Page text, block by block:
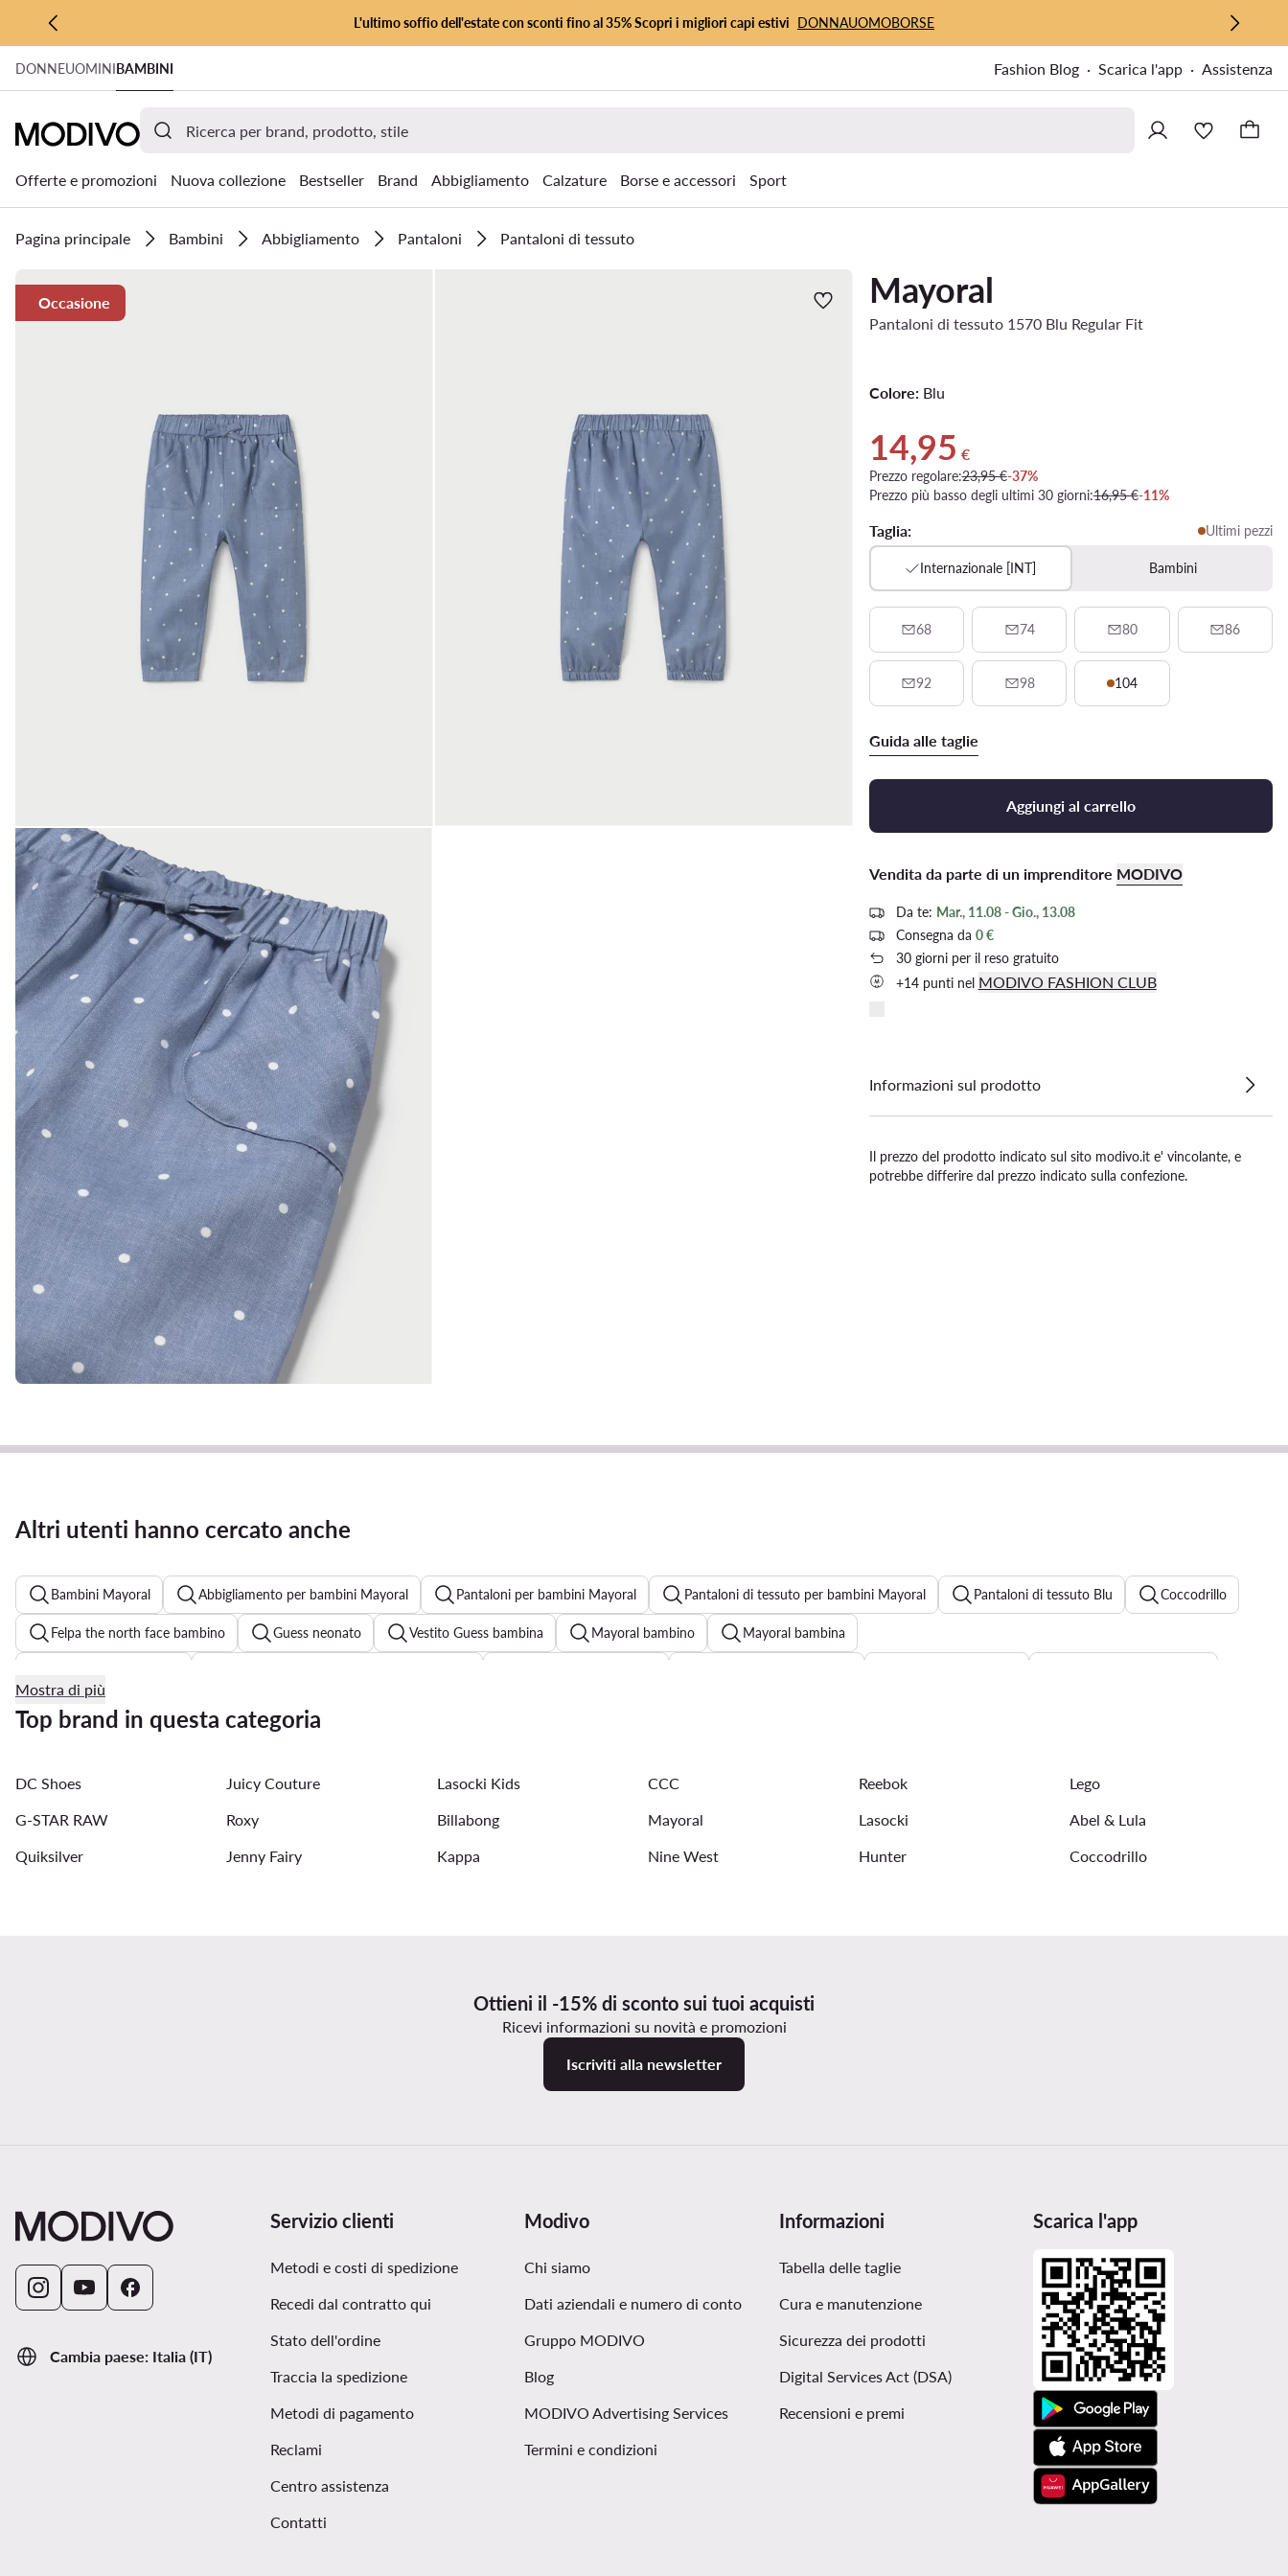
VAI AL CONTENUTO PRINCIPALE
VAI ALLA RICERCA
L'ultimo soffio dell'estate con sconti fino al 35% Scopri i migliori capi estivi DONNAUOMOBORSE
DONNEUOMINIBAMBINI Fashion Blog Scarica l'app Assistenza
Offerte e promozioni Nuova collezione Bestseller Brand Abbigliamento Calzature Borse e accessori Sport
Pagina principale Bambini Abbigliamento Pantaloni Pantaloni di tessuto
Occasione Mayoral
Pantaloni di tessuto 1570 Blu Regular Fit
Colore:Blu
Prezzo attuale 14,95 €
14,95 €
Prezzo regolare:23,95 €-37%
Prezzo più basso degli ultimi 30 giorni:16,95 €-11%
Taglia: Ultimi pezzi
Internazionale [INT] Bambini
68 74 80 86
92 98 104
Guida alle taglie
Aggiungi al carrello
Vendita da parte di un imprenditore MODIVO
Da te: Mar., 11.08 - Gio., 13.08
Consegna da 0 €
30 giorni per il reso gratuito
+14 punti nel MODIVO FASHION CLUB
Informazioni sul prodotto
Il prezzo del prodotto indicato sul sito modivo.it e' vincolante, e
potrebbe differire dal prezzo indicato sulla confezione.
Altri utenti hanno cercato anche
Bambini Mayoral Abbigliamento per bambini Mayoral Pantaloni per bambini Mayoral Pantaloni di tessuto per bambini Mayoral Pantaloni di tessuto Blu Coccodrillo
Felpa the north face bambino Guess neonato Vestito Guess bambina Mayoral bambino Mayoral bambina
Vestiti cerimonia bambina Mayoral Mayoral neonato
Mostra di più
Top brand in questa categoria
DC Shoes Juicy Couture Lasocki Kids CCC Reebok
Lego
G-STAR RAW
Roxy Billabong Mayoral Lasocki
Abel & Lula
Quiksilver
Jenny Fairy Kappa Nine West Hunter Coccodrillo
Ottieni il -15% di sconto sui tuoi acquisti
Ricevi informazioni su novità e promozioni
Iscriviti alla newsletter
Cambia paese: Italia (IT)
Servizio clienti
Metodi e costi di spedizione
Recedi dal contratto qui
Stato dell'ordine
Traccia la spedizione
Metodi di pagamento
Reclami
Centro assistenza
Contatti
Modivo
Chi siamo
Dati aziendali e numero di conto
Gruppo MODIVO
Blog
MODIVO Advertising Services
Termini e condizioni
Informazioni
Tabella delle taglie
Cura e manutenzione
Sicurezza dei prodotti
Digital Services Act (DSA)
Recensioni e premi
Scarica l'app